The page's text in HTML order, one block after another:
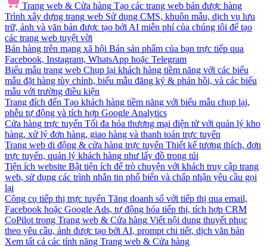
Trang web & Cửa hàng Tạo các trang web bán được hàng
Trình xây dựng trang web Sử dụng CMS, khuôn mẫu, dịch vụ lưu
trữ, ảnh và văn bản được tạo bởi AI miễn phí của chúng tôi để tạo
các trang web tuyệt vời
Bán hàng trên mạng xã hội Bán sản phẩm của bạn trực tiếp qua
Facebook, Instagram, WhatsApp hoặc Telegram
Biểu mẫu trang web Chụp lại khách hàng tiềm năng với các biểu
mẫu đặt hàng tùy chỉnh, biểu mẫu đăng ký & phản hồi, và các biểu
mẫu với trường điều kiện
Trang đích đến Tạo khách hàng tiềm năng với biểu mẫu chụp lại,
phễu tự động và tích hợp Google Analytics
Cửa hàng trực tuyến Tối đa hóa thương mại điện tử với quản lý kho
hàng, xử lý đơn hàng, giao hàng và thanh toán trực tuyến
Trang web di động & cửa hàng trực tuyến Thiết kế tương thích, đơn
trực tuyến, quản lý khách hàng như lấy đồ trong túi
Tiện ích website Bật tiện ích để trò chuyện với khách truy cập trang
web, sử dụng các trình nhắn tin phổ biến và chấp nhận yêu cầu gọi
lại
Công cụ tiếp thị trực tuyến Tăng doanh số với tiếp thị qua email,
Facebook hoặc Google Ads, tự động hóa tiếp thị, tích hợp CRM
CoPilot trong Trang web & Cửa hàng Viết nội dung thuyết phục
theo yêu cầu, ảnh được tạo bởi AI, prompt chi tiết, dịch văn bản
Xem tất cả các tính năng Trang web & Cửa hàng